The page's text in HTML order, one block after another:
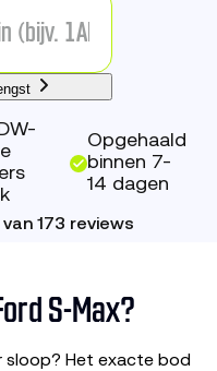
Opgehaald
binnen 7-
14 dagen
van 173 reviews
S-Max?
sloop? Het exacte bod